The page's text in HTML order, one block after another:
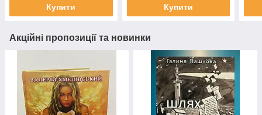
Купити Купити
Акційні пропозиції та новинки